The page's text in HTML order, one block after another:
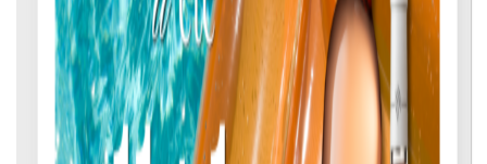
NOS SÉLECTIONS ET COFFRETS
FAMILLE RUHLMANN-SCHUTZ - VINS ALSACE
Vins de Terroirs
Symphonie des Cépages